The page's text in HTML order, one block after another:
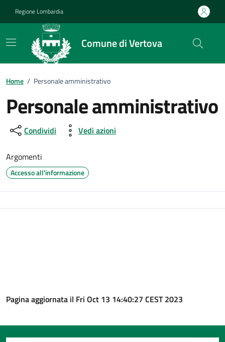
Regione Lombardia
Comune di Vertova
Home / Personale amministrativo
Personale amministrativo
Condividi Vedi azioni
Argomenti
Accesso all'informazione
Pagina aggiornata il Fri Oct 13 14:40:27 CEST 2023